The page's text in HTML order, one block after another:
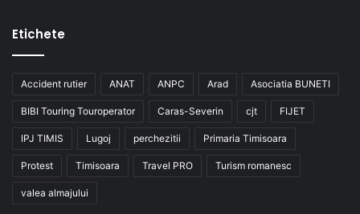
Etichete
Accident rutier ANAT ANPC Arad Asociatia BUNETI
BIBI Touring Touroperator Caras-Severin cjt FIJET
IPJ TIMIS Lugoj perchezitii Primaria Timisoara
Protest Timisoara Travel PRO Turism romanesc
valea almajului